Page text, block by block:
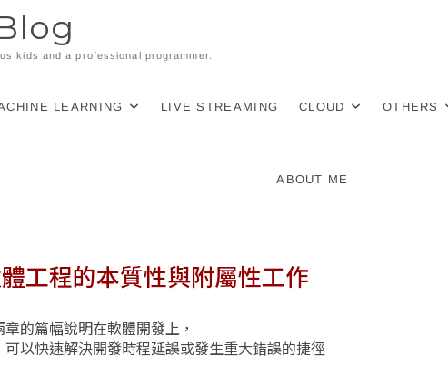
kids and a professional programmer.
LEARNING LIVE STREAMING CLOUD OTHERS
ABOUT ME
工程的本質性與附屬性工作
的篇幅說明在軟體開發上，
以快速解決開發時程延誤或發生重大錯誤的捷徑